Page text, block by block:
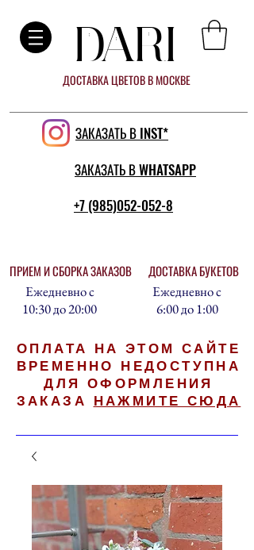
ДОСТАВКА ЦВЕТОВ В МОСКВЕ
DARI
ЗАКАЗАТЬ В INST*
ЗАКАЗАТЬ В WHATSAPP
+7 (985)052-052-8
ПРИЕМ И СБОРКА ЗАКАЗОВ
Ежедневно с
10:30 до 20:00
ДОСТАВКА БУКЕТОВ
Ежедневно с
6:00 до 1:00
ОПЛАТА НА ЭТОМ САЙТЕ
ВРЕМЕННО НЕДОСТУПНА
ДЛЯ ОФОРМЛЕНИЯ
ЗАКАЗА НАЖМИТЕ СЮДА